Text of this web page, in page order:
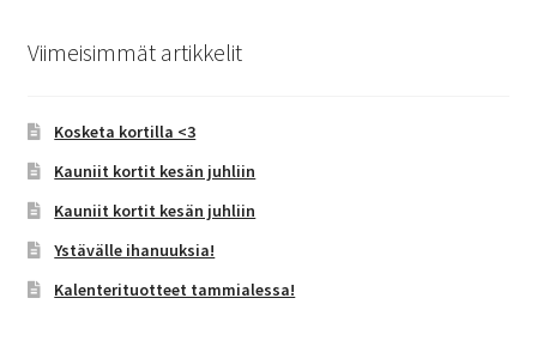
Viimeisimmät artikkelit
Kosketa kortilla <3
Kauniit kortit kesän juhliin
Kauniit kortit kesän juhliin
Ystävälle ihanuuksia!
Kalenterituotteet tammialessa!